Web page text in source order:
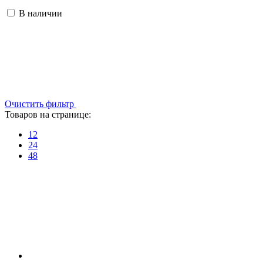
В наличии
Очистить фильтр
Товаров на странице:
12
24
48